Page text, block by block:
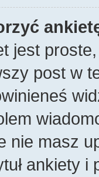
jest
post w
nie masz
ankiety